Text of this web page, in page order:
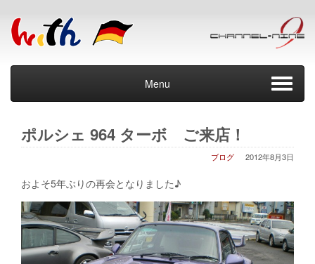
Menu
ポルシェ 964 ターボ ご来店！
2012年8月3日
ブログ
およそ5年ぶりの再会となりました♪